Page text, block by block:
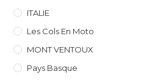
ITALIE
Les Cols En Moto
MONT VENTOUX
Pays Basque